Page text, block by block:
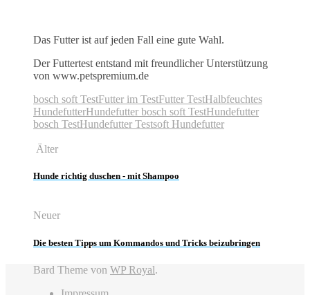
Das Futter ist auf jeden Fall eine gute Wahl.
Der Futtertest entstand mit freundlicher Unterstützung
von www.petspremium.de
bosch soft TestFutter im TestFutter TestHalbfeuchtes
HundefutterHundefutter bosch soft TestHundefutter
bosch TestHundefutter Testsoft Hundefutter
Älter
Hunde richtig duschen - mit Shampoo
Neuer
Die besten Tipps um Kommandos und Tricks beizubringen
Bard Theme von WP Royal.